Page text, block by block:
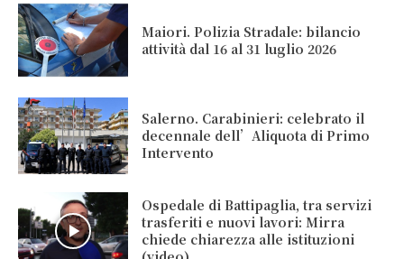
Maiori. Polizia Stradale: bilancio
attività dal 16 al 31 luglio 2026
Salerno. Carabinieri: celebrato il
decennale dell’Aliquota di Primo
Intervento
Ospedale di Battipaglia, tra servizi
trasferiti e nuovi lavori: Mirra
chiede chiarezza alle istituzioni